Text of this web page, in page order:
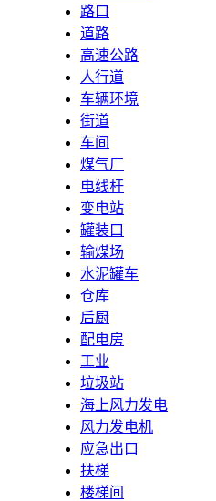
路口
道路
高速公路
人行道
车辆环境
街道
车间
煤气厂
电线杆
变电站
罐装口
输煤场
水泥罐车
仓库
后厨
配电房
工业
垃圾站
海上风力发电
风力发电机
应急出口
扶梯
楼梯间